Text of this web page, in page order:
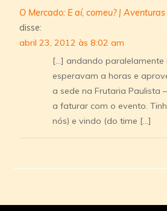
O Mercado: E aí, comeu? |
disse:
abril 23, 2012 às 8:02 am
[…] andando paralelamente
esperavam a horas e
a sede na Frutaria Paulista
a faturar com o evento.
nós) e vindo (do time […]